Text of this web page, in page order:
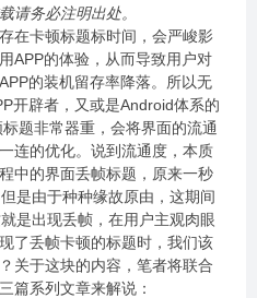
请务必注明出处。
在卡顿标题标时间，会严峻影
APP的体验，从而导致用户对
的装机留存率降落。所以无
开辟者，又或是Android体系的
题非常器重，会将界面的流通
连的优化。说到流通度，本质
中的界面丢帧标题，原来一秒
是由于种种缘故原由，这期间
是出现丢帧，在用户主观肉眼
了丢帧卡顿的标题时，我们该
关于这块的内容，笔者将联合
篇系列文章来解说：